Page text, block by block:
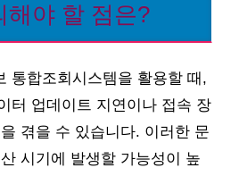
해야 할 점은?
통합조회시스템을 활용할 때,
터 업데이트 지연이나 접속 장
겪을 수 있습니다. 이러한 문
시기에 발생할 가능성이 높